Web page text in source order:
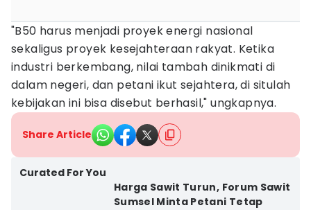
"B50 harus menjadi proyek energi nasional
sekaligus proyek kesejahteraan rakyat. Ketika
industri berkembang, nilai tambah dinikmati di
dalam negeri, dan petani ikut sejahtera, di situlah
kebijakan ini bisa disebut berhasil," ungkapnya.
Share Article
Curated For You
Harga Sawit Turun, Forum Sawit
Sumsel Minta Petani Tetap